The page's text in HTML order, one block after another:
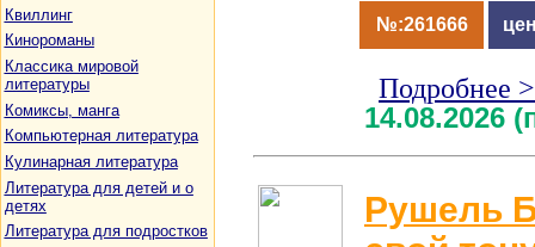
Квиллинг
Кинороманы
Классика мировой
литературы
Комиксы, манга
Компьютерная литература
Кулинарная литература
Литература для детей и о
детях
Литература для подростков
№:261666
Подробнее
14.08.2026
Рушель